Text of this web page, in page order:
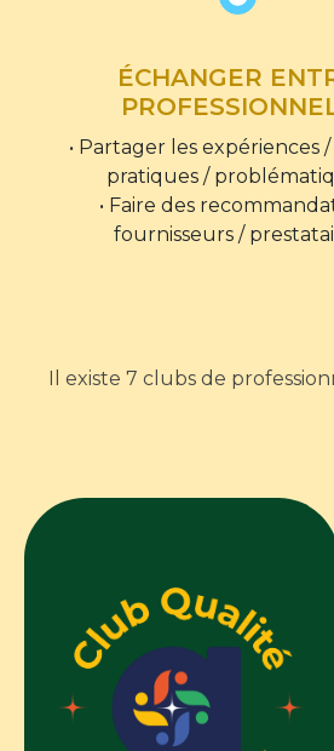
ÉCHANGER
• Partager les expériences
pratiques /
• Faire des
fournisseurs /
Il existe 7 clubs de
CRÉATION EN 2011